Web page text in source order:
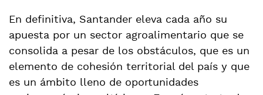
En definitiva, Santander eleva cada año su
apuesta por un sector agroalimentario que se
consolida a pesar de los obstáculos, que es un
elemento de cohesión territorial del país y que
es un ámbito lleno de oportunidades